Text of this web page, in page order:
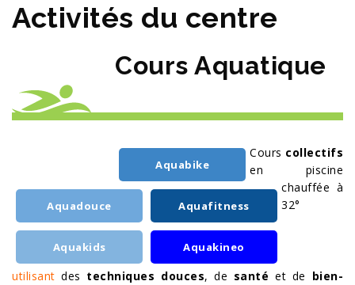
Activités du centre
Cours Aquatique
Aquabike
Aquadouce Aquafitness
Aquakids Aquakineo
Cours collectifs
en piscine
chauffée à
32°
utilisant des techniques douces, de santé et de bien-